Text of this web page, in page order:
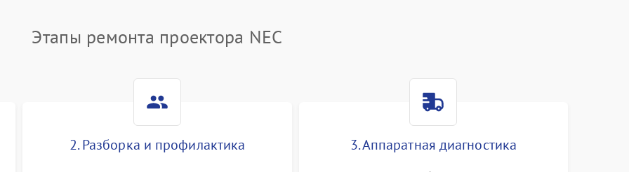
коррекция трапеции (Keystone)
Проблемы с масштабированием
80 мин 3500 ₽ Подробнее →
Этапы ремонта проектора NEC
2. Разборка и профилактика 3. Аппаратная диагностика